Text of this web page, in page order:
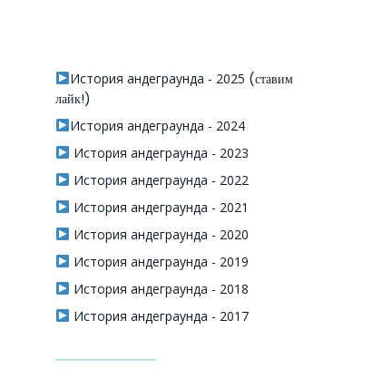
История андеграунда - 2025 (ставим
лайк!)
История андеграунда - 2024
История андеграунда - 2023
История андеграунда - 2022
История андеграунда - 2021
История андеграунда - 2020
История андеграунда - 2019
История андеграунда - 2018
История андеграунда - 2017